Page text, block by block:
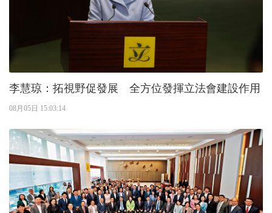
李慧琼：拓視野促發展 全方位發揮立法會建設作用
08月05日 15:03:14